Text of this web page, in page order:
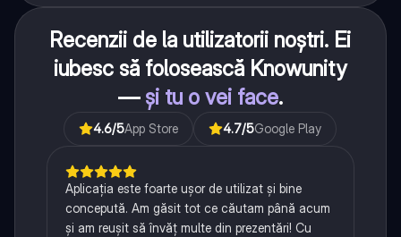
Recenzii de la utilizatorii noștri. Ei
iubesc să folosească Knowunity
— și tu o vei face.
4.6/5App Store 4.7/5Google Play
Aplicația este foarte ușor de utilizat și bine
concepută. Am găsit tot ce căutam până acum
și am reușit să învăț multe din prezentări! Cu